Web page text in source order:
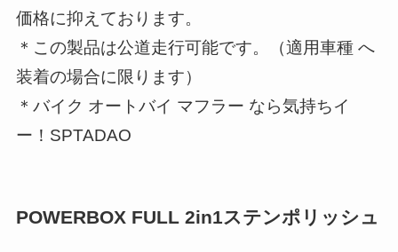
価格に抑えております。
＊この製品は公道走行可能です。（適用車種 へ
装着の場合に限ります）
＊バイク オートバイ マフラー なら気持ちイ
ー！SPTADAO
POWERBOX FULL 2in1ステンポリッシュ